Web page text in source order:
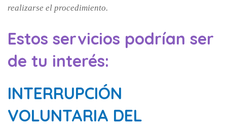
realizarse el procedimiento.
Estos servicios podrían ser
de tu interés:
INTERRUPCIÓN
VOLUNTARIA DEL